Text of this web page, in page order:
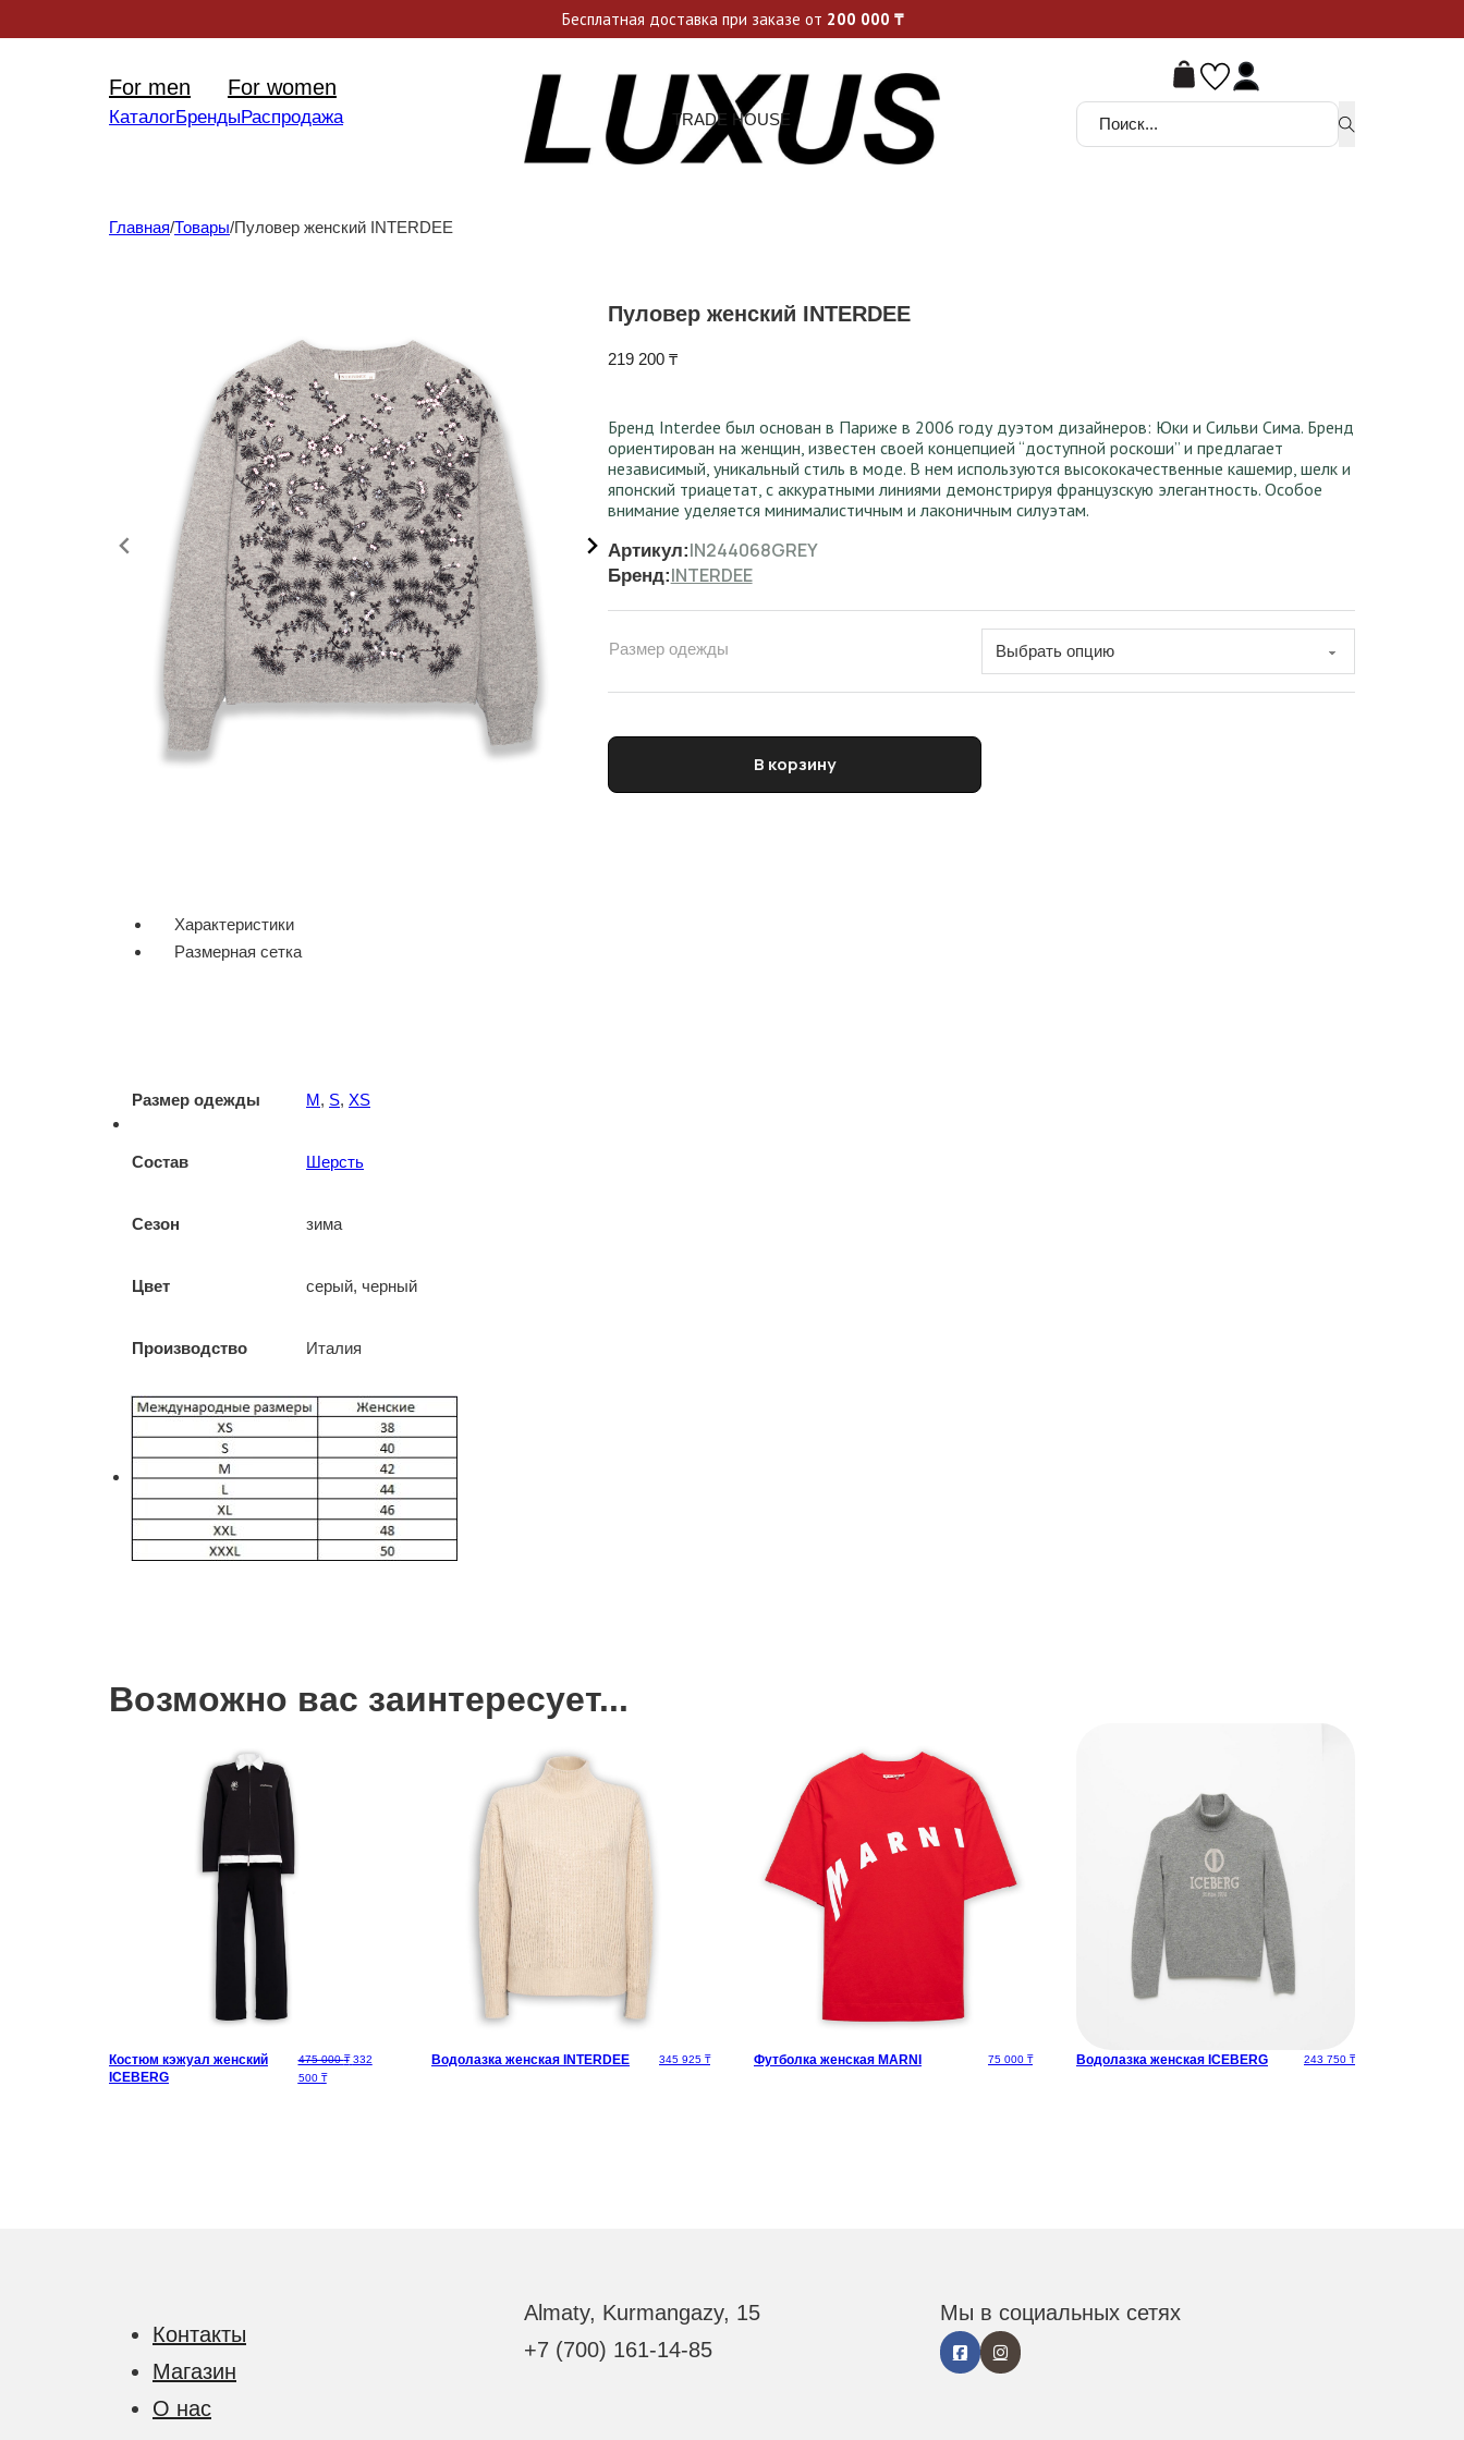
Уникальные акции и спецпредложения каждую неделю, не пропусти свой шанс
For men For women
КаталогБрендыРаспродажа TRADE HOUSE Поиск ...
Главная/Товары/Пуловер женский INTERDEE
Пуловер женский INTERDEE
219 200 ₸
Бренд Interdee был основан в Париже в 2006 году дуэтом дизайнеров: Юки и Сильви Сима. Бренд
ориентирован на женщин, известен своей концепцией “доступной роскоши” и предлагает
независимый, уникальный стиль в моде. В нем используются высококачественные кашемир, шелк и
японский триацетат, с аккуратными линиями демонстрируя французскую элегантность. Особое
внимание уделяется минималистичным и лаконичным силуэтам.
Артикул:IN244068GREY
Бренд:INTERDEE
Размер одежды
Количество товара Пуловер женский INTERDEE
В корзину
Характеристики
Размерная сетка
Размер одежды M, S, XS
Состав Шерсть
Сезон зима
Цвет серый, черный
Производство Италия
Возможно вас заинтересует...
Костюм кэжуал женский
ICEBERG
475 000₸ Первоначальная цена составляла 475 000 ₸.
332
500 ₸Текущая цена: 332 500 ₸.
Водолазка женская INTERDEE 345 925 ₸ Футболка женская MARNI 75 000 ₸ Водолазка женская ICEBERG 243 750 ₸
Контакты
Магазин
О нас
Almaty, Kurmangazy, 15
+7 (700) 161-14-85
Мы в социальных сетях
Бесплатная доставка при заказе от 200 000 ₸